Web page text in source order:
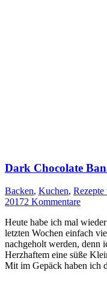
Dark Chocolate
Backen, Kuchen, Rezepte
20172 Kommentare
Heu­te habe ich mal
letz­ten Wochen ein­fach
nach­ge­holt wer­den, denn
Herz­haf­tem eine süße
Mit im Gepäck haben ich